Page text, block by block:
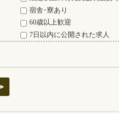
宿舎･寮あり
60歳以上歓迎
7日以内に公開された求人